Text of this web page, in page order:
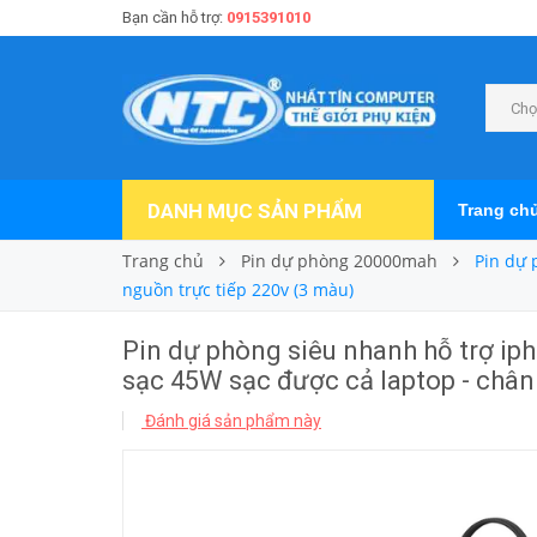
Bạn cần hỗ trợ: 0915391010
DANH MỤC SẢN PHẨM Trang
Trang chủ Pin dự phòng 20000mah
Pin dự
nguồn trực tiếp 220v (3 màu)
Pin dự phòng siêu nhanh hỗ trợ
sạc 45W sạc được cả laptop -
Đánh giá sản phẩm này